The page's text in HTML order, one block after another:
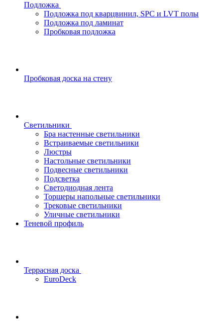
Подложка
Подложка под кварцвинил, SPC и LVT полы
Подложка под ламинат
Пробковая подложка
Пробковая доска на стену
Светильники
Бра настенные светильники
Встраиваемые светильники
Люстры
Настольные светильники
Подвесные светильники
Подсветка
Светодиодная лента
Торшеры напольные светильники
Трековые светильники
Уличные светильники
Теневой профиль
Террасная доска
EuroDeck